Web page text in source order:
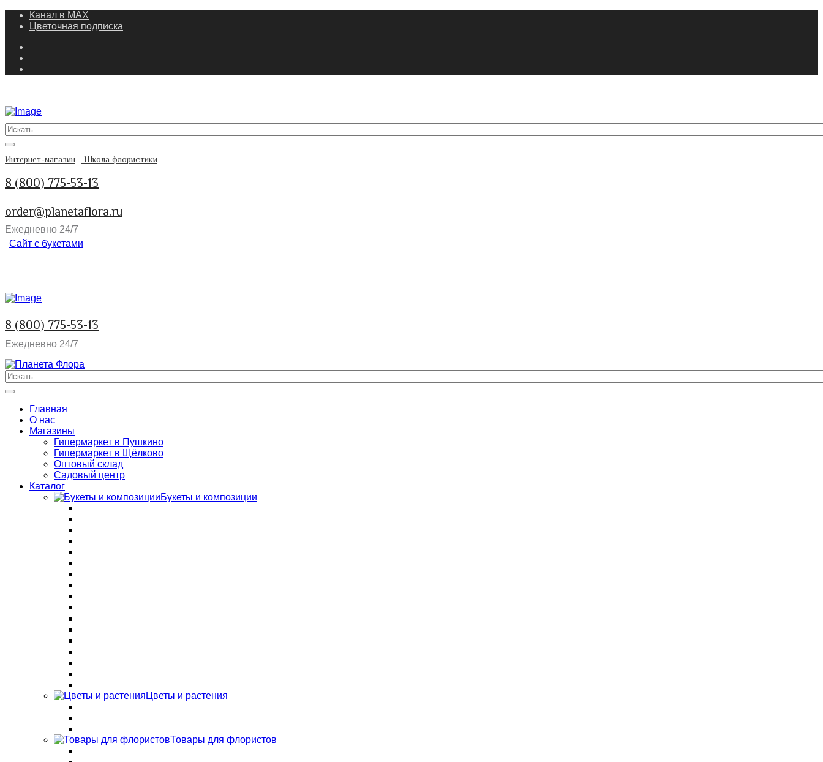
Канал в MAX
Цветочная подписка
Интернет-магазин Школа флористики
8 (800) 775-53-13
order@planetaflora.ru
Ежедневно 24/7
Сайт с букетами
8 (800) 775-53-13
Ежедневно 24/7
Главная
О нас
Магазины
Гипермаркет в Пушкино
Гипермаркет в Щёлково
Оптовый склад
Садовый центр
Каталог
Букеты и композиции
Цветы и растения
Товары для флористов